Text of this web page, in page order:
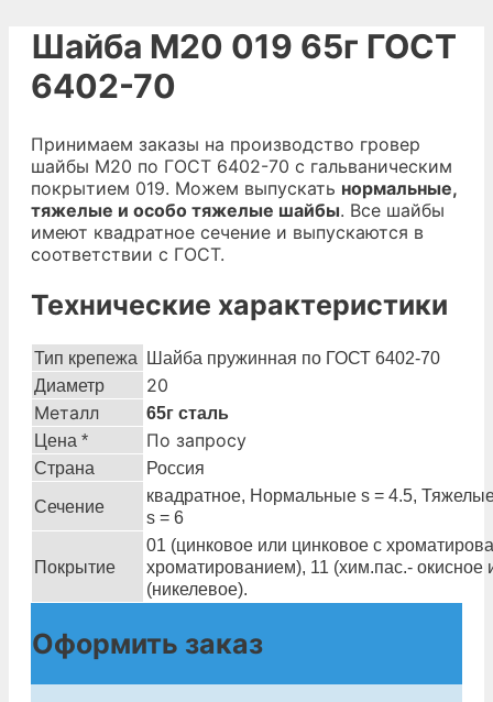
Шайба М20 019 65г ГОСТ
6402-70
Принимаем заказы на производство гровер
шайбы М20 по ГОСТ 6402-70 с гальваническим
покрытием 019. Можем выпускать нормальные,
тяжелые и особо тяжелые шайбы. Все шайбы
имеют квадратное сечение и выпускаются в
соответствии с ГОСТ.
Технические характеристики
Тип крепежа
Шайба пружинная по ГОСТ 6402-70
Диаметр
20
Металл
65г сталь
Цена *
По запросу
Страна Россия
Сечение
квадратное, Нормальные s = 4.5,
s = 6
Покрытие
01 (цинковое или цинковое с
хроматированием), 11 (хим.пас.- окисное
(никелевое).
Оформить заказ